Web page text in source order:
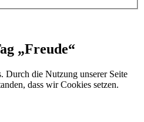
„Freude“
Durch die Nutzung unserer Seite
dass wir Cookies setzen.